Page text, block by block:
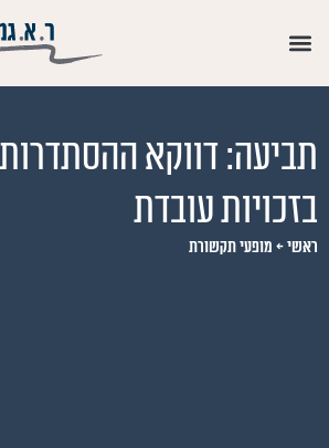
תביעה: דווקא
בזכויות עובדת
ראשי← מופעי תקשורת